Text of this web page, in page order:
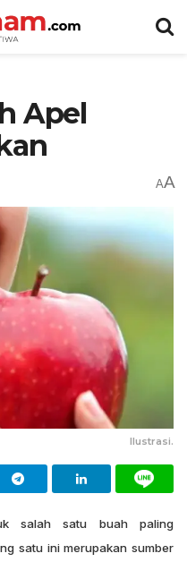
Apel
AA
Ilustrasi.
salah satu buah paling
satu ini merupakan sumber